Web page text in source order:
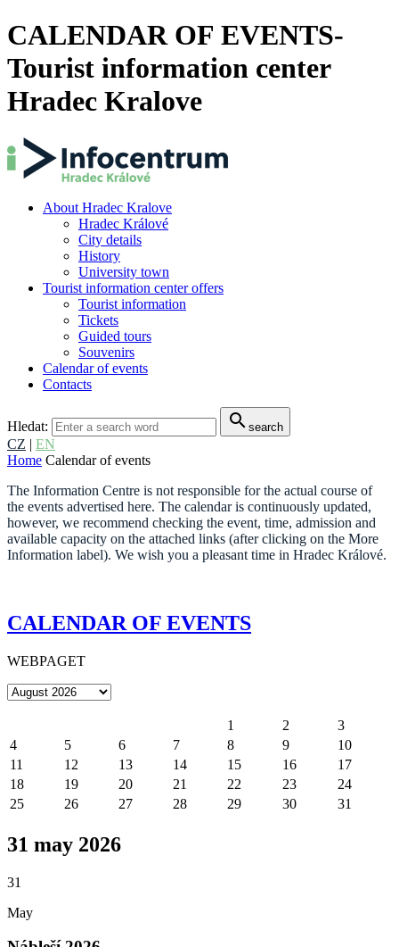
CALENDAR OF EVENTS-
Tourist information center
Hradec Kralove
About Hradec Kralove
Hradec Králové
City details
History
University town
Tourist information center offers
Tourist information
Tickets
Guided tours
Souvenirs
Calendar of events
Contacts
Hledat: search search
CZ | EN
Home Calendar of events
The Information Centre is not responsible for the actual course of
the events advertised here. The calendar is continuously updated,
however, we recommend checking the event, time, admission and
available capacity on the attached links (after clicking on the More
Information label). We wish you a pleasant time in Hradec Králové.
CALENDAR OF EVENTS
WEBPAGET
1 2
3
4
5 6 7 8 9
10
11
12 13 14 15 16
17
18
19 20 21 22 23
24
25
26 27 28 29 30 31
31 may 2026
31
May